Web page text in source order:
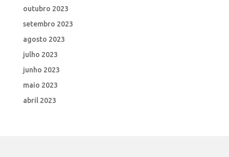
outubro 2023
setembro 2023
agosto 2023
julho 2023
junho 2023
maio 2023
abril 2023